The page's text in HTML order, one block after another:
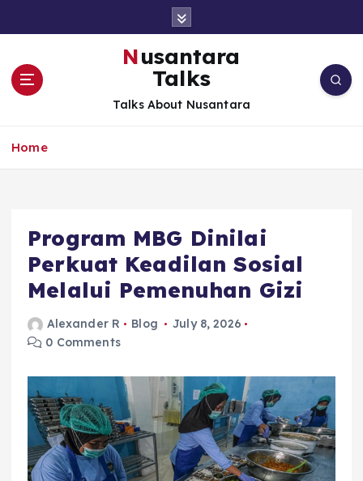
Nusantara
Talks
Talks About Nusantara
Home
Program MBG Dinilai
Perkuat Keadilan Sosial
Melalui Pemenuhan Gizi
Alexander R Blog
July 8, 2026
0 Comments